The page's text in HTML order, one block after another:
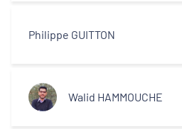
Philippe GUITTON
Walid HAMMOUCHE